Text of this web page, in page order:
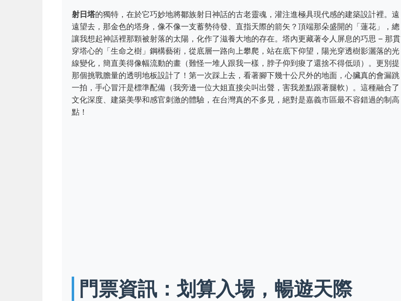
射日塔的獨特，在於它巧妙地將鄒族射日神話的古老靈魂，灌注進極具現代感的建築設計裡。遠
遠望去，那金色的塔身，像不像一支蓄勢待發、直指天際的箭矢？頂端那朵盛開的「蓮花」，總
讓我想起神話裡那顆被射落的太陽，化作了滋養大地的存在。塔內更藏著令人屏息的巧思 – 那貫
穿塔心的「生命之樹」鋼構藝術，從底層一路向上攀爬，站在底下仰望，陽光穿透樹影灑落的光
線變化，簡直美得像幅流動的畫（難怪一堆人跟我一樣，脖子仰到痠了還捨不得低頭）。更別提
那個挑戰膽量的透明地板設計了！第一次踩上去，看著腳下幾十公尺外的地面，心臟真的會漏跳
一拍，手心冒汗是標準配備（我旁邊一位大姐直接尖叫出聲，害我差點跟著腿軟）。這種融合了
文化深度、建築美學和感官刺激的體驗，在台灣真的不多見，絕對是嘉義市區最不容錯過的制高
點！
門票資訊：划算入場，暢遊天際